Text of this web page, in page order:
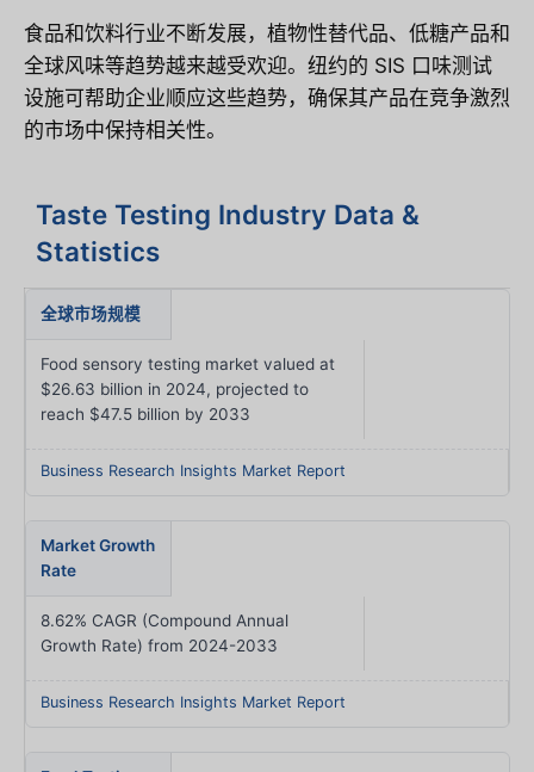
食品和饮料行业不断发展，植物性替代品、低糖产品和
全球风味等趋势越来越受欢迎。纽约的 SIS 口味测试
设施可帮助企业顺应这些趋势，确保其产品在竞争激烈
的市场中保持相关性。
Taste Testing Industry Data &
Statistics
全球市场规模
Food sensory testing market valued at
$26.63 billion in 2024, projected to
reach $47.5 billion by 2033
Business Research Insights Market Report
Market Growth
Rate
8.62% CAGR (Compound Annual
Growth Rate) from 2024-2033
Business Research Insights Market Report